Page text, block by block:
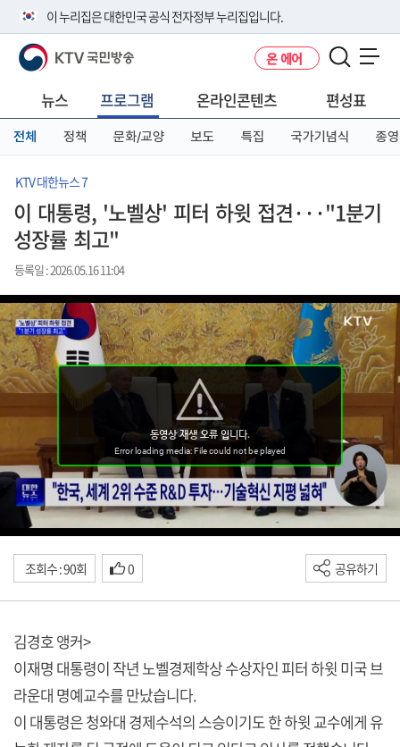
이 누리집은 대한민국 공식 전자정부 누리집입니다.
공식 누리집 주소 확인하기
니다.
이밖에 or.kr 또는 .kr등 다른 도메인 주소를 사용하고 있다면 아래 URL에
서 도메인 주소를 확인해 보세요
KTV 국민방송 온 에어
뉴스 프로그램 온라인콘텐츠 편성표
전체 정책 문화/교양 보도 특집 국가기념식 종영
KTV 대한뉴스 7
이 대통령, '노벨상' 피터 하윗 접견···"1분기
성장률 최고"
등록일 : 2026.05.16 11:04
조회수 : 90회 0 공유하기
김경호 앵커>
이재명 대통령이 작년 노벨경제학상 수상자인 피터 하윗 미국 브
라운대 명예교수를 만났습니다.
이 대통령은 청와대 경제수석의 스승이기도 한 하윗 교수에게 유